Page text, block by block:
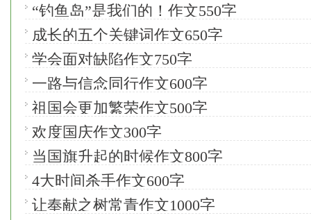
“钓鱼岛”是我们的！作文550字
成长的五个关键词作文650字
学会面对缺陷作文750字
一路与信念同行作文600字
祖国会更加繁荣作文500字
欢度国庆作文300字
当国旗升起的时候作文800字
4大时间杀手作文600字
让奉献之树常青作文1000字